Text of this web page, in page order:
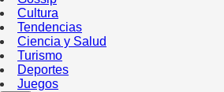
Cultura
Tendencias
Ciencia y Salud
Turismo
Deportes
Juegos